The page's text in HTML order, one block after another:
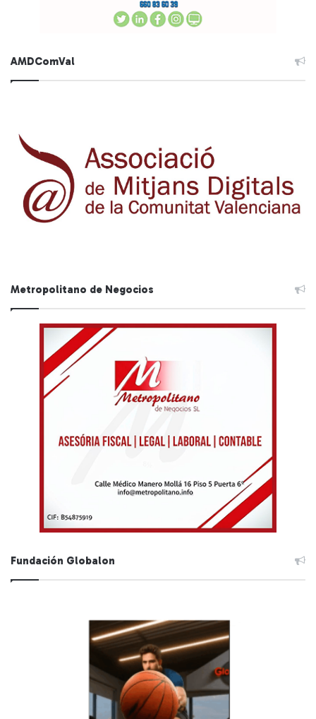
AMDComVal
Metropolitano de Negocios
Fundación Globalon